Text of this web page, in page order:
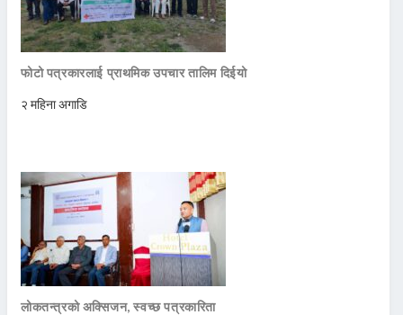
फोटो पत्रकारलाई प्राथमिक उपचार तालिम दिईयो
२ महिना अगाडि
लोकतन्त्रको अक्सिजन, स्वच्छ पत्रकारिता